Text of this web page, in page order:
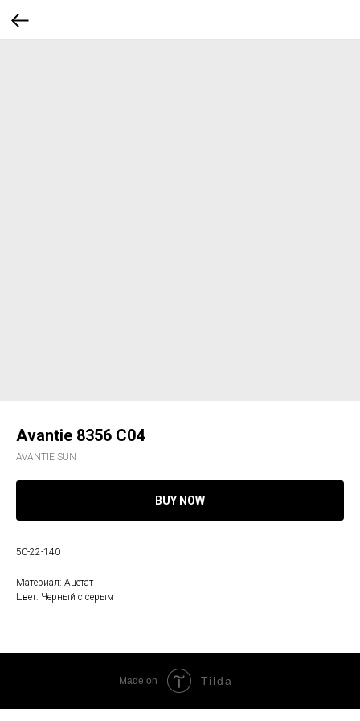
Avantie 8356 C04
AVANTIE SUN
BUY NOW
50-22-140
Материал: Ацетат
Цвет: Черный с серым
Made on Tilda